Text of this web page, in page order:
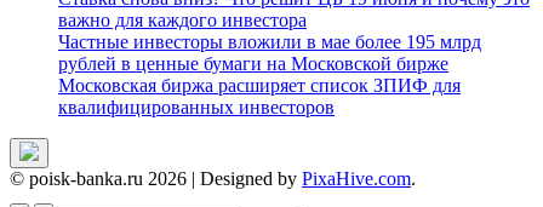
важно для каждого инвестора
Частные инвесторы вложили в мае более 195 млрд
рублей в ценные бумаги на Московской бирже
Московская биржа расширяет список ЗПИФ для
квалифицированных инвесторов
© poisk-banka.ru 2026 | Designed by PixaHive.com.